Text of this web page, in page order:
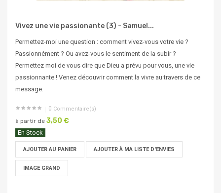
Vivez une vie passionante (3) - Samuel...
Permettez-moi une question : comment vivez-vous votre vie ?
Passionnément ? Ou avez-vous le sentiment de la subir ?
Permettez moi de vous dire que Dieu a prévu pour vous, une vie
passionnante ! Venez découvrir comment la vivre au travers de ce
message.
0 Commentaire(s)
à partir de 3,50 €
En Stock
AJOUTER AU PANIER AJOUTER À MA LISTE D'ENVIES
IMAGE GRAND